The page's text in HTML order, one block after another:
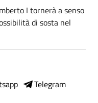
I tornerà a senso
di sosta nel
Telegram